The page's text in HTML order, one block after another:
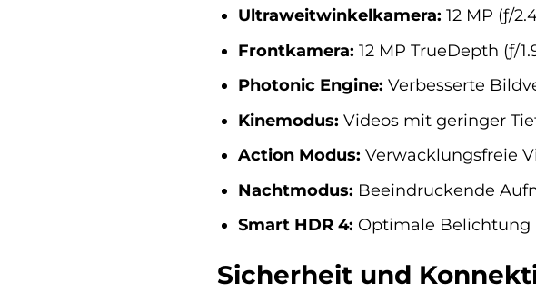
Ultraweitwinkelkamera: 12 MP (ƒ/
Frontkamera: 12 MP TrueDepth (ƒ/
Photonic Engine: Verbesserte
Kinemodus: Videos mit geringer
Action Modus: Verwacklungsfreie
Nachtmodus: Beeindruckende
Smart HDR 4: Optimale Belichtung
Sicherheit und